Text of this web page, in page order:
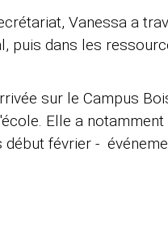
Vanessa a
puis dans les
sur le Campus
Elle a
début février -